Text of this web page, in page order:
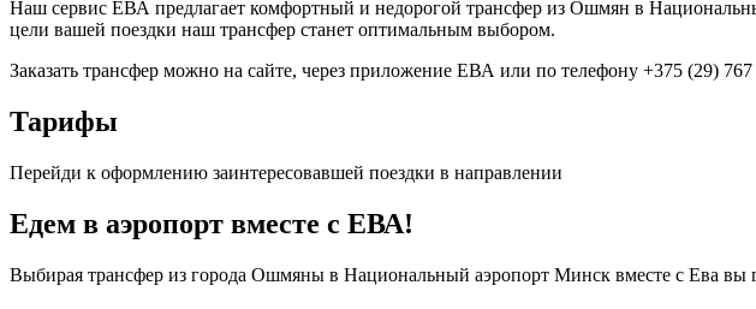
Наш сервис ЕВА предлагает комфортный и недорогой трансфер из Ошмян в
цели вашей поездки наш трансфер станет оптимальным выбором.
Заказать трансфер можно на сайте, через приложение ЕВА или по телефону +375 (29)
Тарифы
Перейди к оформлению заинтересовавшей поездки в направлении
Едем в аэропорт вместе с ЕВА!
Выбирая трансфер из города Ошмяны в Национальный аэропорт Минск вместе с Ева вы